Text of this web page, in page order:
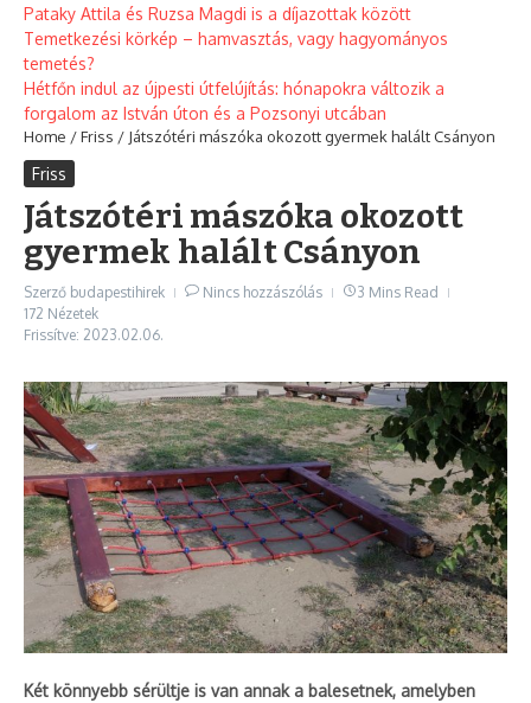
Pataky Attila és Ruzsa Magdi is a díjazottak között
Temetkezési körkép – hamvasztás, vagy hagyományos
temetés?
Hétfőn indul az újpesti útfelújítás: hónapokra változik a
forgalom az István úton és a Pozsonyi utcában
Home /Friss / Játszótéri mászóka okozott gyermek halált Csányon
Friss
Játszótéri mászóka okozott
gyermek halált Csányon
Szerző budapestihirek Nincs hozzászólás
3 Mins Read
172 Nézetek
Frissítve: 2023.02.06.
Két könnyebb sérültje is van annak a balesetnek, amelyben